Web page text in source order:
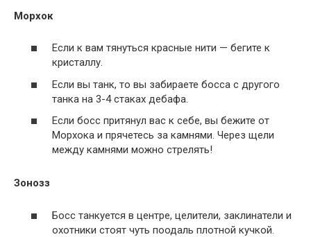
Морхок
Если к вам тянуться красные нити — бегите к
кристаллу.
Если вы танк, то вы забираете босса с другого
танка на 3-4 стаках дебафа.
Если босс притянул вас к себе, вы бежите от
Морхока и прячетесь за камнями. Через щели
между камнями можно стрелять!
Зонозз
Босс танкуется в центре, целители, заклинатели и
охотники стоят чуть поодаль плотной кучкой.